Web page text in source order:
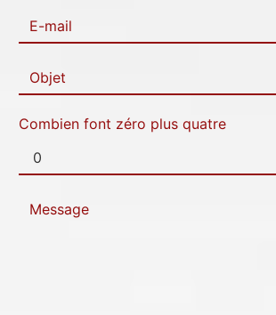
Combien font zéro plus quatre